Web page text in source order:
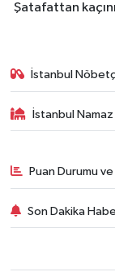
Şatafattan
İstanbul
İstanbul
Puan Durumu
Son Dakika